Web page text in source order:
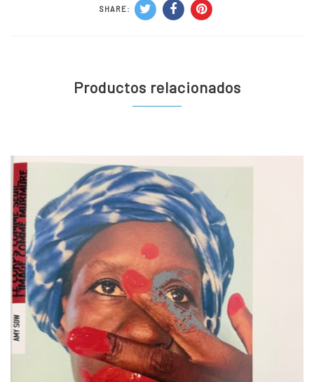
SHARE:
Productos relacionados